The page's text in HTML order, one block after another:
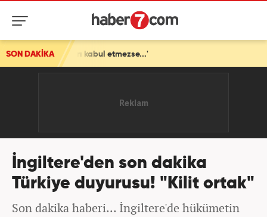
SON DAKİKA
kabul etmezse...'
İngiltere'den son dakika
Türkiye duyurusu! "Kilit ortak"
Son dakika haberi... İngiltere'de hükümetin